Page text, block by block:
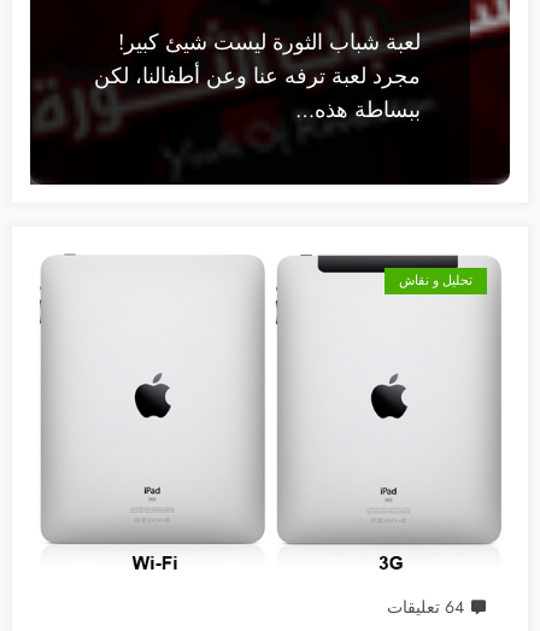
لعبة شباب الثورة ليست شيئ كبير!
مجرد لعبة ترفه عنا وعن أطفالنا، لكن
ببساطة هذه…
تحليل و نقاش
64 تعليقات